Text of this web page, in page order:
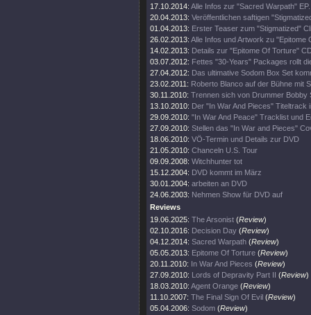
17.10.2014: Alle Infos zur "Sacred Warpath" EP.
20.04.2013: Veröffentlichen saftigen
01.04.2013: Erster Teaser zum "Stigmatized"
26.02.2013: Alle Infos und Artwork zu "Epitome
14.02.2013: Details zur "Epitome Of Torture"
03.07.2012: Fettes "30-Years" Packages rollt
27.04.2012: Das ultimative Sodom Box Set
23.02.2011: Roberto Blanco auf der Bühne mit
30.11.2010: Trennen sich von Drummer Bobby
13.10.2010: Der "In War And Pieces" Titeltrack
29.09.2010: "In War And Peace" Tracklist und
27.09.2010: Stellen das "In War and Pieces"
18.06.2010: VÖ-Termin und Details zur DVD
21.05.2010: Chanceln U.S. Tour
09.09.2008: Witchhunter tot
15.12.2004: DVD kommt im März
30.01.2004: arbeiten an DVD
24.06.2003: Nehmen Show für DVD auf
Reviews
19.06.2025: The Arsonist (Review)
02.10.2016: Decision Day (Review)
04.12.2014: Sacred Warpath (Review)
05.05.2013: Epitome Of Torture (Review)
20.11.2010: In War And Pieces (Review)
27.09.2010: Lords of Depravity Part II (Review)
18.03.2010: Agent Orange (Review)
11.10.2007: The Final Sign Of Evil (Review)
05.04.2006: Sodom (Review)